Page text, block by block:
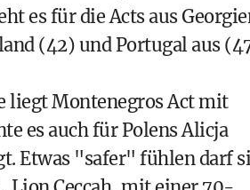
es für die Acts aus
(42) und Portugal aus
liegt Montenegros Act mit
es auch für Polens Alicja
Etwas "safer" fühlen darf